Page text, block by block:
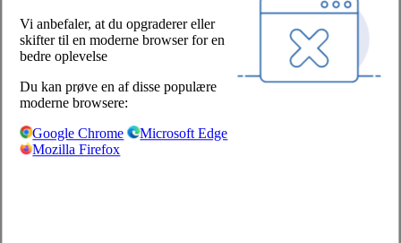
Vi anbefaler, at du opgraderer eller
skifter til en moderne browser for en
bedre oplevelse
Du kan prøve en af disse populære
moderne browsere:
Google Chrome
Microsoft Edge
Mozilla Firefox
LinkedIn
Sjælland/Fyn:
Centervej 1
4180 Sorø
+45 57 87 04 00
salg-soro@hoka.dk